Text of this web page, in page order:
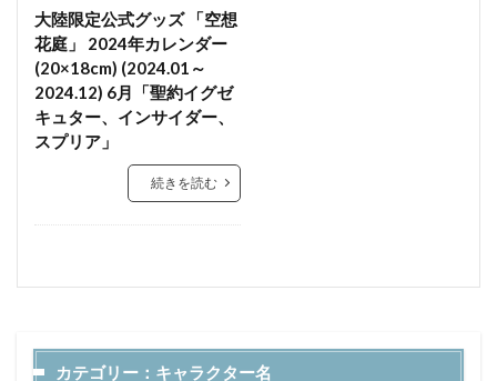
大陸限定公式グッズ 「空想
花庭」 2024年カレンダー
(20×18cm) (2024.01～
2024.12) 6月「聖約イグゼ
キュター、インサイダー、
スプリア」
続きを読む
カテゴリー：キャラクター名